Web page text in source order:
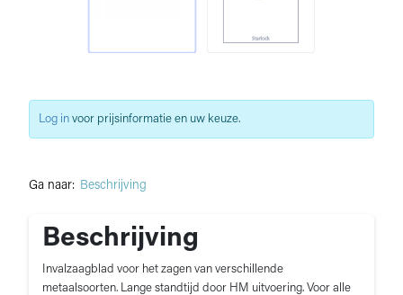
Ga naar: Beschrijving
Beschrijving
Invalzaagblad voor het zagen van verschillende
metaalsoorten. Lange standtijd door HM uitvoering. Voor alle
Log in voor prijsinformatie en uw keuze.